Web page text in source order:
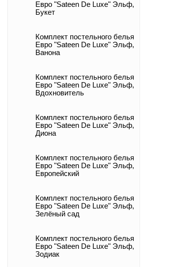
Евро "Sateen De Luxe" Эльф,
Букет
Комплект постельного белья
Евро "Sateen De Luxe" Эльф,
Ванона
Комплект постельного белья
Евро "Sateen De Luxe" Эльф,
Вдохновитель
Комплект постельного белья
Евро "Sateen De Luxe" Эльф,
Диона
Комплект постельного белья
Евро "Sateen De Luxe" Эльф,
Европейский
Комплект постельного белья
Евро "Sateen De Luxe" Эльф,
Зелёный сад
Комплект постельного белья
Евро "Sateen De Luxe" Эльф,
Зодиак